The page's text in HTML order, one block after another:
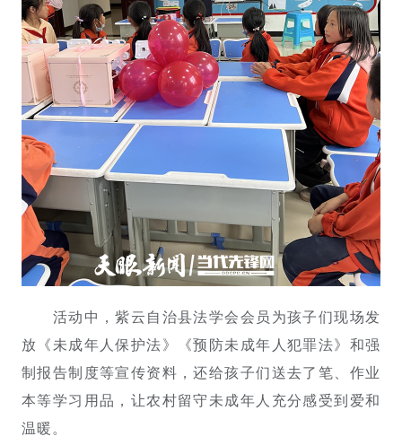
活动中，紫云自治县法学会会员为孩子们现场发
放《未成年人保护法》《预防未成年人犯罪法》和强
制报告制度等宣传资料，还给孩子们送去了笔、作业
本等学习用品，让农村留守未成年人充分感受到爱和
温暖。